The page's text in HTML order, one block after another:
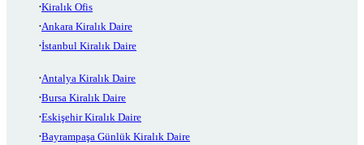
Kiralık Ofis
Ankara Kiralık Daire
İstanbul Kiralık Daire
Antalya Kiralık Daire
Bursa Kiralık Daire
Eskişehir Kiralık Daire
Bayrampaşa Günlük Kiralık Daire